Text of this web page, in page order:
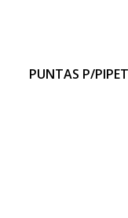
PUNTAS P/